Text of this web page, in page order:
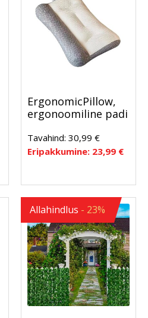
ErgonomicPillow,
ergonoomiline padi
Tavahind: 30,99 €
Eripakkumine: 23,99 €
Allahindlus - 23%